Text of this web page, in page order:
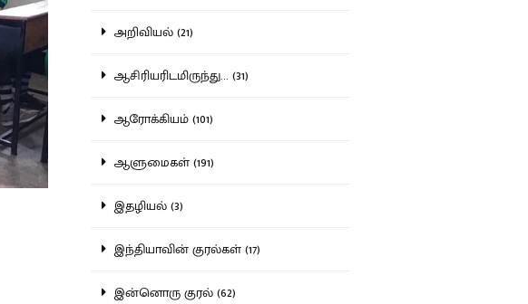
அறிவியல் (21)
ஆசிரியரிடமிருந்து... (31)
ஆரோக்கியம் (101)
ஆளுமைகள் (191)
இதழியல் (3)
இந்தியாவின் குரல்கள் (17)
இன்னொரு குரல் (62)